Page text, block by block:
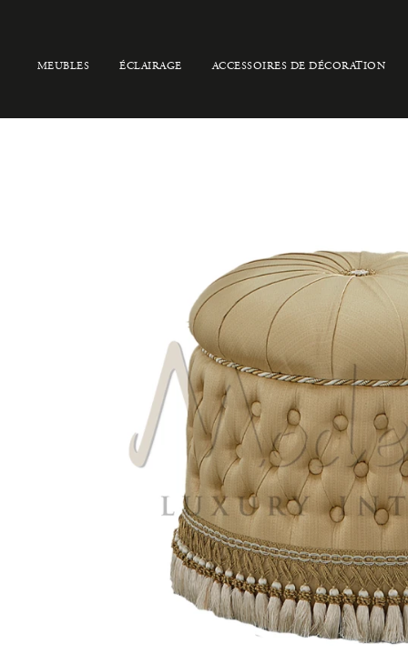
MEUBLES ÉCLAIRAGE ACCESSOIRES DE DÉCORATION